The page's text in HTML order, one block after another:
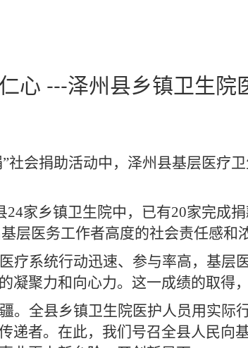
心 ---泽州县乡镇卫生院
社会捐助活动中， 泽州 县基层医疗
24家乡镇卫生院中，已有20家完成
层医务工作者高度的社会责任感和
疗系统行动迅速、参与率高，基
凝聚力和向心力。这一成绩的取得
。全县乡镇卫生院医护人员用实
递者。在此，我们号召全县人民